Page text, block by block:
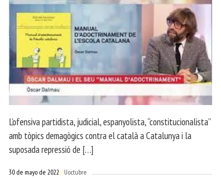
L’ofensiva partidista, judicial, espanyolista, “constitucionalista”
amb tòpics demagògics contra el català a Catalunya i la
suposada repressió de […]
30 de mayo de 2022 Uoctubre